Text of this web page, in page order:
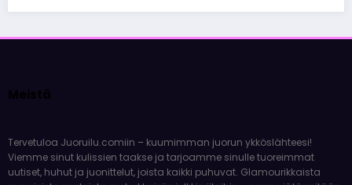
Meistä
Tervetuloa Juoruilu.comiin – kuumimman juorun ykköslähteesi!
Viemme sinut kulissien taakse ja tarjoamme sinulle tuoreimmat
uutiset, huhut ja juonittelut, joista kaikki puhuvat. Glamourikkaista